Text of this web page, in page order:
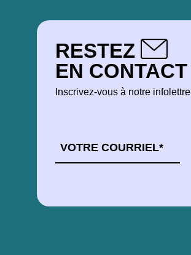
RESTEZ
EN CONTACT
Inscrivez-vous à notre infolettre
*